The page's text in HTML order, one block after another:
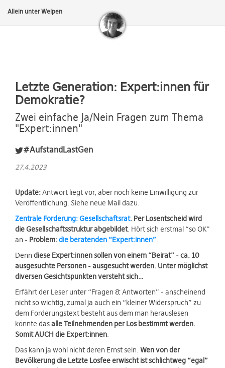
Allein unter Welpen
Letzte Generation: Expert:innen für
Demokratie?
Zwei einfache Ja/Nein Fragen zum Thema
"Expert:innen"
#AufstandLastGen
27.4.2023
Update:Antwort liegt vor, aber noch keine Einwilligung zur
Veröffentlichung. Siehe neue Mail dazu.
Zentrale Forderung: Gesellschaftsrat. Per Losentscheid wird
die Gesellschaftsstruktur abgebildet. Hört sich erstmal “so OK”
an - Problem:die beratenden “Expert:innen”.
Denn diese Expert:innen sollen von einem “Beirat” - ca. 10
ausgesuchte Personen - ausgesucht werden. Unter möglichst
diversen Gesichtspunkten versteht sich…
Erfährt der Leser unter “Fragen & Antworten” - anscheinend
nicht so wichtig, zumal ja auch ein “kleiner Widerspruch” zu
dem Forderungstext besteht aus dem man herauslesen
könnte dasalle Teilnehmenden per Los bestimmt werden.
Somit AUCH die Expert:innen.
Das kann ja wohl nicht deren Ernst sein. Wen von der
Bevölkerung die Letzte Losfee erwischt ist schlichtweg “egal”